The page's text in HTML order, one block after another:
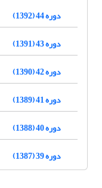
دوره 44 (1392)
دوره 43 (1391)
دوره 42 (1390)
دوره 41 (1389)
دوره 40 (1388)
دوره 39 (1387)